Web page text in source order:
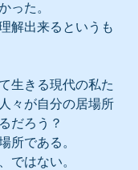
った。
解出来るというも
生きる現代の私た
々が自分の居場所
だろう？
所である。
ではない。